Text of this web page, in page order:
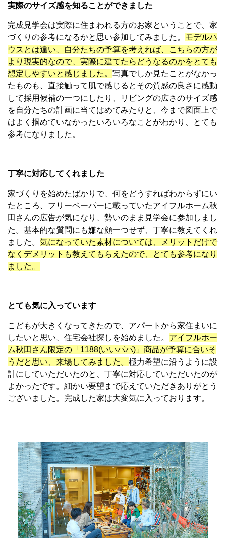
実際のサイズ感を知ることができました
完成見学会は実際に住まわれる方のお家ということで、家
づくりの参考になるかと思い参加してみました。 モデルハ
ウスとは違い、自分たちの予算を考えれば、こちらの方が
より現実的なので、実際に建てたらどうなるのかをとても
想定しやすいと感じました。 写真でしか見たことがなかっ
たものも、直接触って肌で感じるとその質感の良さに感動
して採用候補の一つにしたり、リビングの広さのサイズ感
を自分たちの計画に当てはめてみたりと、今まで図面上で
はよく掴めていなかったいろいろなことがわかり、とても
参考になりました。
丁寧に対応してくれました
家づくりを始めたばかりで、何をどうすればわからずにい
たところ、フリーペーパーに載っていたアイフルホーム秋
田さんの広告が気になり、勢いのまま見学会に参加しまし
た。基本的な質問にも嫌な顔一つせず、丁寧に教えてくれ
ました 。 気になっていた素材については、メリットだけで
なくデメリットも教えてもらえたので、とても参考になり
ました。
とても気に入っています
こどもが大きくなってきたので、アパートから家住まいに
したいと思い、住宅会社探しを始めました。 アイフルホー
ム秋田さん限定の「1188(いいパパ)」商品が予算に合いそ
うだと思い、来場してみました。 極力希望に沿うように設
計にしていただいたのと、丁寧に対応していただいたのが
よかったです。 細かい要望まで応えていただきありがとう
ございました。完成した家は大変気に入っております。